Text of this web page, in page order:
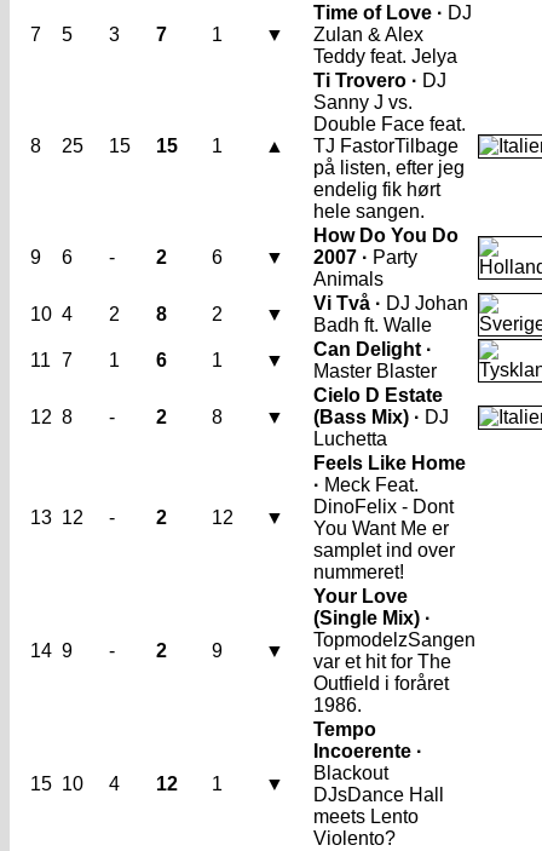
7 5 3 7 1 ▼
Time of Love · DJ
Zulan & Alex
Teddy feat. Jelya
8 25 15 15 1 ▲
Ti Trovero · DJ
Sanny J vs.
Double Face feat.
TJ FastorTilbage
på listen, efter jeg
endelig fik hørt
hele sangen.
9 6 - 2 6 ▼
How Do You Do
2007 · Party
Animals
10 4 2 8 2 ▼
Vi Två · DJ Johan
Badh ft. Walle
11 7 1 6 1 ▼
Can Delight ·
Master Blaster
12 8 - 2 8 ▼
Cielo D Estate
(Bass Mix) · DJ
Luchetta
13 12 - 2 12 ▼
Feels Like Home
· Meck Feat.
DinoFelix - Dont
You Want Me er
samplet ind over
nummeret!
14 9 - 2 9 ▼
Your Love
(Single Mix) ·
TopmodelzSangen
var et hit for The
Outfield i foråret
1986.
15 10 4 12 1 ▼
Tempo
Incoerente ·
Blackout
DJsDance Hall
meets Lento
Violento?